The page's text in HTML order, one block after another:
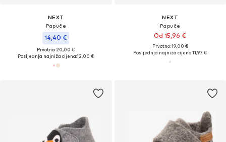
NEXT
Papuče
14,40 €
Prvotno: 20,00 €
Posljednja najniža cijena:12,00 €
NEXT
Papuče
Od 15,96 €
Prvotno: 19,00 €
Posljednja najniža cijena:11,97 €